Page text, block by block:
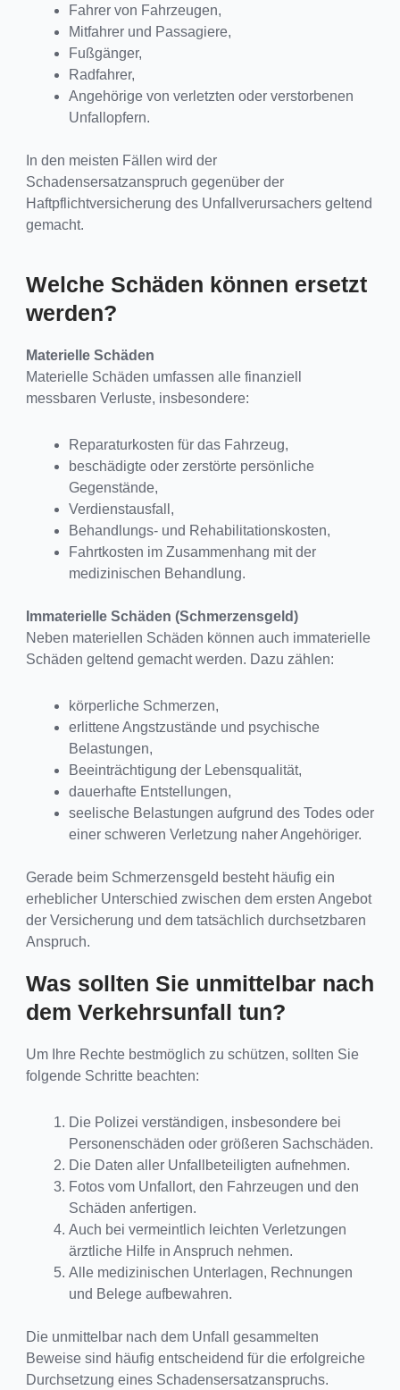
Fahrer von Fahrzeugen,
Mitfahrer und Passagiere,
Fußgänger,
Radfahrer,
Angehörige von verletzten oder verstorbenen
Unfallopfern.
In den meisten Fällen wird der
Schadensersatzanspruch gegenüber der
Haftpflichtversicherung des Unfallverursachers geltend
gemacht.
Welche Schäden können ersetzt
werden?
Materielle Schäden
Materielle Schäden umfassen alle finanziell
messbaren Verluste, insbesondere:
Reparaturkosten für das Fahrzeug,
beschädigte oder zerstörte persönliche
Gegenstände,
Verdienstausfall,
Behandlungs- und Rehabilitationskosten,
Fahrtkosten im Zusammenhang mit der
medizinischen Behandlung.
Immaterielle Schäden (Schmerzensgeld)
Neben materiellen Schäden können auch immaterielle
Schäden geltend gemacht werden. Dazu zählen:
körperliche Schmerzen,
erlittene Angstzustände und psychische
Belastungen,
Beeinträchtigung der Lebensqualität,
dauerhafte Entstellungen,
seelische Belastungen aufgrund des Todes oder
einer schweren Verletzung naher Angehöriger.
Gerade beim Schmerzensgeld besteht häufig ein
erheblicher Unterschied zwischen dem ersten Angebot
der Versicherung und dem tatsächlich durchsetzbaren
Anspruch.
Was sollten Sie unmittelbar nach
dem Verkehrsunfall tun?
Um Ihre Rechte bestmöglich zu schützen, sollten Sie
folgende Schritte beachten:
Die Polizei verständigen, insbesondere bei
Personenschäden oder größeren Sachschäden.
Die Daten aller Unfallbeteiligten aufnehmen.
Fotos vom Unfallort, den Fahrzeugen und den
Schäden anfertigen.
Auch bei vermeintlich leichten Verletzungen
ärztliche Hilfe in Anspruch nehmen.
Alle medizinischen Unterlagen, Rechnungen
und Belege aufbewahren.
Die unmittelbar nach dem Unfall gesammelten
Beweise sind häufig entscheidend für die erfolgreiche
Durchsetzung eines Schadensersatzanspruchs.